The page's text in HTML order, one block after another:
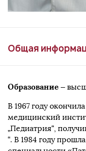
Общая
Образование –
В 1967 году
медицинский
„Педиатрия“,
“. В 1984 году